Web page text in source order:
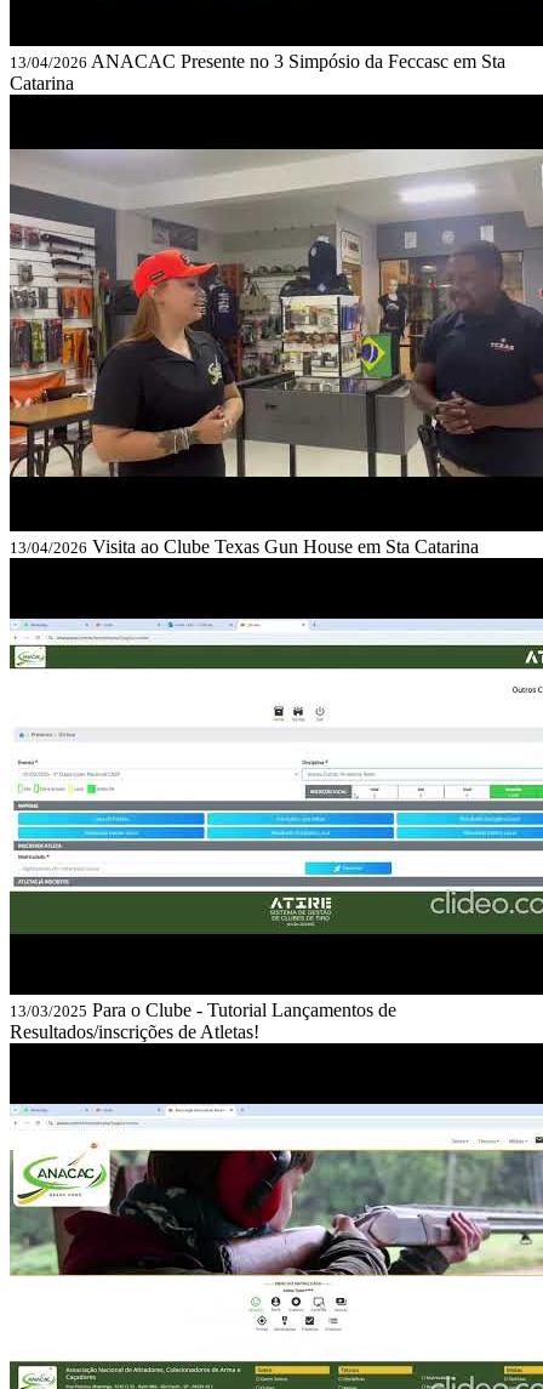
13/04/2026 ANACAC Presente no 3 Simpósio da Feccasc em Sta
Catarina
13/04/2026 Visita ao Clube Texas Gun House em Sta Catarina
13/03/2025 Para o Clube - Tutorial Lançamentos de
Resultados/inscrições de Atletas!